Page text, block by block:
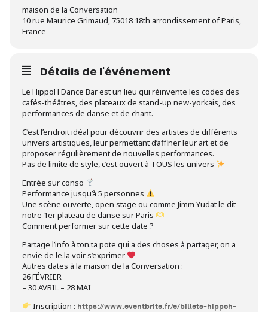
maison de la Conversation
10 rue Maurice Grimaud, 75018 18th arrondissement of Paris,
France
Détails de l'événement
Le HippoH Dance Bar est un lieu qui réinvente les codes des
cafés-théâtres, des plateaux de stand-up new-yorkais, des
performances de danse et de chant.
C’est l’endroit idéal pour découvrir des artistes de différents
univers artistiques, leur permettant d’affiner leur art et de
proposer régulièrement de nouvelles performances.
Pas de limite de style, c’est ouvert à TOUS les univers
Entrée sur conso
Performance jusqu’à 5 personnes
Une scène ouverte, open stage ou comme Jimm Yudat le dit
notre 1er plateau de danse sur Paris
Comment performer sur cette date ?
Partage l’info à ton.ta pote qui a des choses à partager, on a
envie de le.la voir s’exprimer
Autres dates à la maison de la Conversation :
26 FÉVRIER
– 30 AVRIL – 28 MAI
Inscription : https://www.eventbrite.fr/e/billets-hippoh-